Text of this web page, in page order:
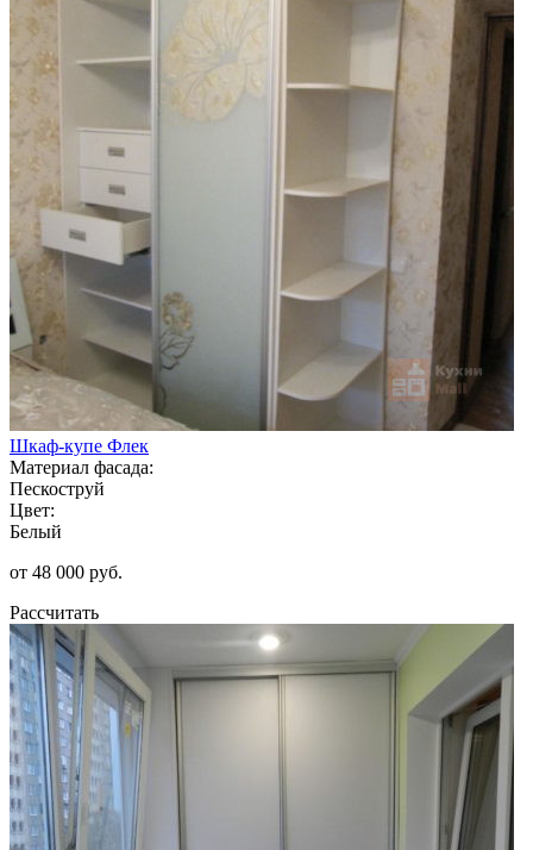
Шкаф-купе Флек
Материал фасада:
Пескоструй
Цвет:
Белый
от 48 000 руб.
Рассчитать